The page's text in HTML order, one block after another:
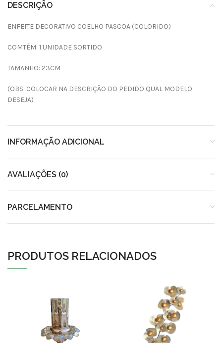
DESCRIÇÃO
ENFEITE DECORATIVO COELHO PASCOA (COLORIDO)
COMTÉM: 1 UNIDADE SORTIDO
TAMANHO: 23CM
(OBS: COLOCAR NA DESCRIÇÃO DO PEDIDO QUAL MODELO
DESEJA)
INFORMAÇÃO ADICIONAL
AVALIAÇÕES (0)
PARCELAMENTO
PRODUTOS RELACIONADOS